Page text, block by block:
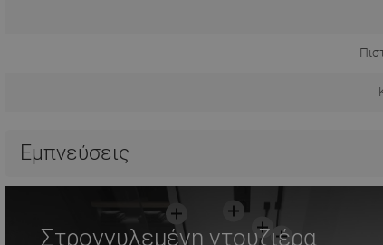
Εμπνεύσεις
Στρογγυλεμένη ντουζιέρα